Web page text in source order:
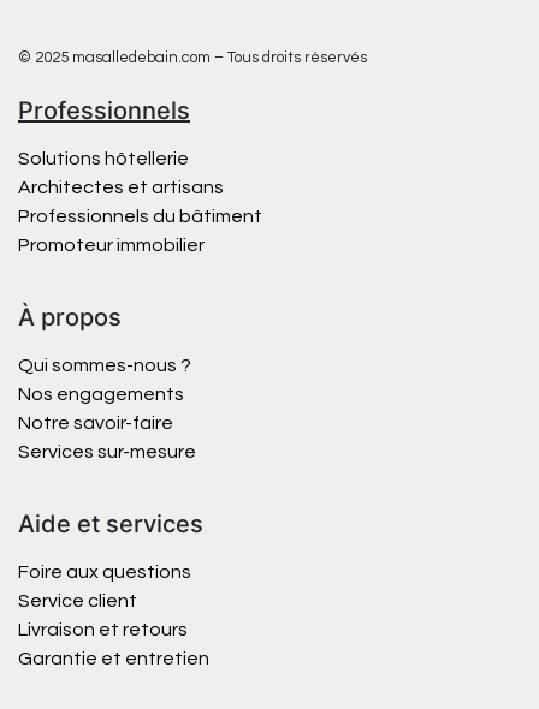
© 2025 masalledebain.com – Tous droits réservés
Professionnels
Solutions hôtellerie
Architectes et artisans
Professionnels du bâtiment
Promoteur immobilier
À propos
Qui sommes-nous ?
Nos engagements
Notre savoir-faire
Services sur-mesure
Aide et services
Foire aux questions
Service client
Livraison et retours
Garantie et entretien